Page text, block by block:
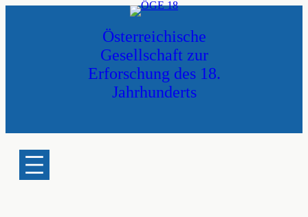
Österreichische
Gesellschaft zur
Erforschung des 18.
Jahrhunderts